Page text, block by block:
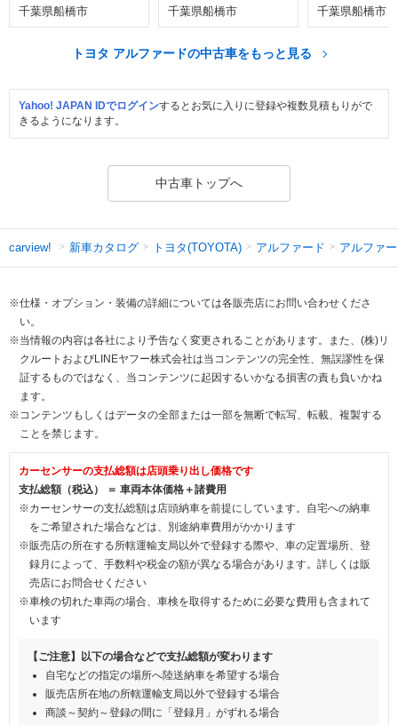
千葉県船橋市 千葉県船橋市 千葉県船橋市
トヨタ アルファードの中古車をもっと見る
Yahoo! JAPAN IDでログインするとお気に入りに登録や複数見積もりがで
きるようになります。
中古車トップへ
carview! 新車カタログ トヨタ(TOYOTA) アルファード アルファ
※仕様・オプション・装備の詳細については各販売店にお問い合わせくださ
い。
※当情報の内容は各社により予告なく変更されることがあります。また、(株)リ
クルートおよびLINEヤフー株式会社は当コンテンツの完全性、無誤謬性を保
証するものではなく、当コンテンツに起因するいかなる損害の責も負いかね
ます。
※コンテンツもしくはデータの全部または一部を無断で転写、転載、複製する
ことを禁じます。
カーセンサーの支払総額は店頭乗り出し価格です
支払総額（税込） ＝ 車両本体価格＋諸費用
※カーセンサーの支払総額は店頭納車を前提にしています。自宅への納車
をご希望された場合などは、別途納車費用がかかります
※販売店の所在する所轄運輸支局以外で登録する際や、車の定置場所、登
録月によって、手数料や税金の額が異なる場合があります。詳しくは販
売店にお問合せください
※車検の切れた車両の場合、車検を取得するために必要な費用も含まれて
います
【ご注意】以下の場合などで支払総額が変わります
自宅などの指定の場所へ陸送納車を希望する場合
販売店所在地の所轄運輸支局以外で登録する場合
商談～契約～登録の間に「登録月」がずれる場合